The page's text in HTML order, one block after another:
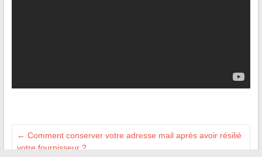
← Comment conserver votre adresse mail après avoir résilié
votre fournisseur ?